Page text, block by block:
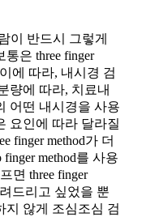
이 반드시 그렇게
은 three finger
에 따라, 내시경 검
량에 따라, 치료내
어떤 내시경을 사용
요인에 따라 달라질
finger method가 더
method를 사용
면 three finger
드리고 싶었을 뿐
지 않게 조심조심 검